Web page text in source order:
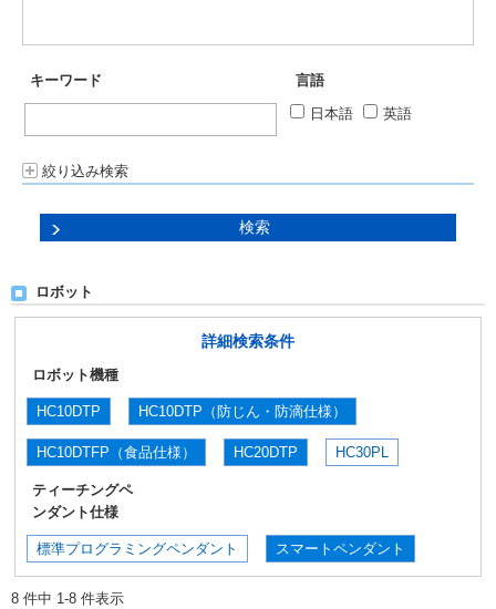
キーワード
言語
日本語
英語
絞り込み検索
ロボット
詳細検索条件
ロボット機種
HC10DTP HC10DTP（防じん・防滴仕様）
HC10DTFP（食品仕様） HC20DTP HC30PL
ティーチングペ
ンダント仕様
標準プログラミングペンダント スマートペンダント
8 件中 1-8 件表示